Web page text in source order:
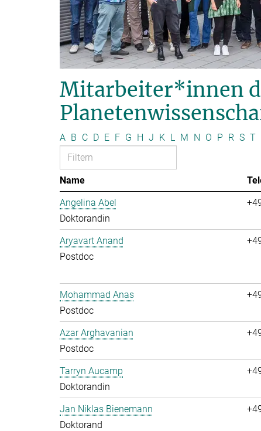
Mitarbeiter*innen
A B C D E F G H J K L M N O P R S T
Name
Angelina Abel
Doktorandin
Aryavart Anand
Postdoc
Mohammad Anas
Postdoc
Azar Arghavanian
Postdoc
Tarryn Aucamp
Doktorandin
Jan Niklas Bienemann
Doktorand